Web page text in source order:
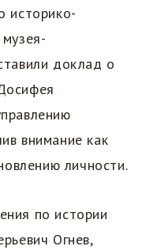
историко-
доклад о
внимание как
личности.
по истории
Огнев,